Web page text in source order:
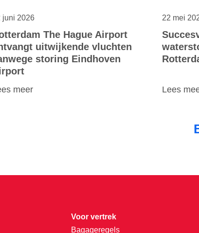
juni 2026
The Hague Airport
uitwijkende vluchten
storing Eindhoven
meer
22 mei
Lees
Voor vertrek
Bagageregels